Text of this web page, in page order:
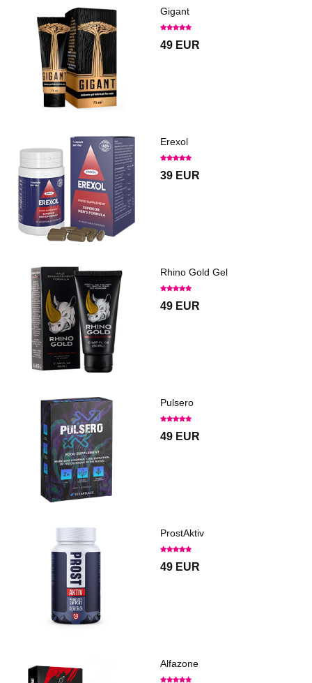
Gigant
49 EUR
Erexol
39 EUR
Rhino Gold Gel
49 EUR
Pulsero
49 EUR
ProstAktiv
49 EUR
Alfazone